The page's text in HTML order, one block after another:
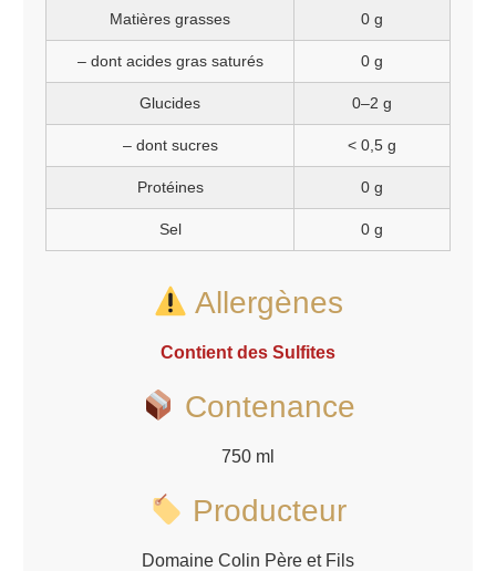
Matières grasses 0 g
– dont acides gras saturés 0 g
Glucides 0–2 g
– dont sucres < 0,5 g
Protéines 0 g
Sel 0 g
Allergènes
Contient des Sulfites
Contenance
750 ml
Producteur
Domaine Colin Père et Fils